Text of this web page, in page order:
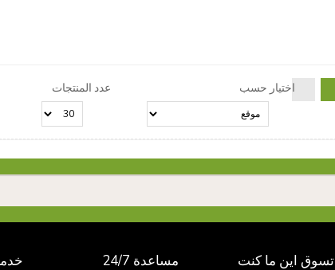
اختيار حسب عدد المنتجات
مساعدة 24/7 تسوق اين ما كنت